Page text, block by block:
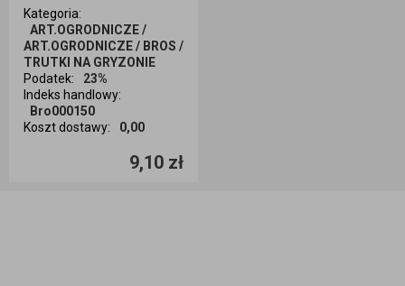
Kategoria:
ART.OGRODNICZE /
ART.OGRODNICZE / BROS /
TRUTKI NA GRYZONIE
Podatek:
23%
Indeks handlowy:
Bro000150
Koszt dostawy: 0,00
9,10 zł
Ilość sztuk